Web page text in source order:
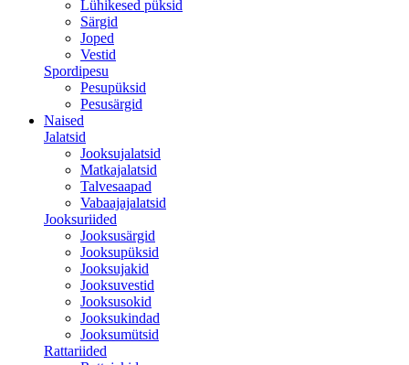
Lühikesed püksid
Särgid
Joped
Vestid
Spordipesu
Pesupüksid
Pesusärgid
Naised
Jalatsid
Jooksujalatsid
Matkajalatsid
Talvesaapad
Vabaajajalatsid
Jooksuriided
Jooksusärgid
Jooksupüksid
Jooksujakid
Jooksuvestid
Jooksusokid
Jooksukindad
Jooksumütsid
Rattariided